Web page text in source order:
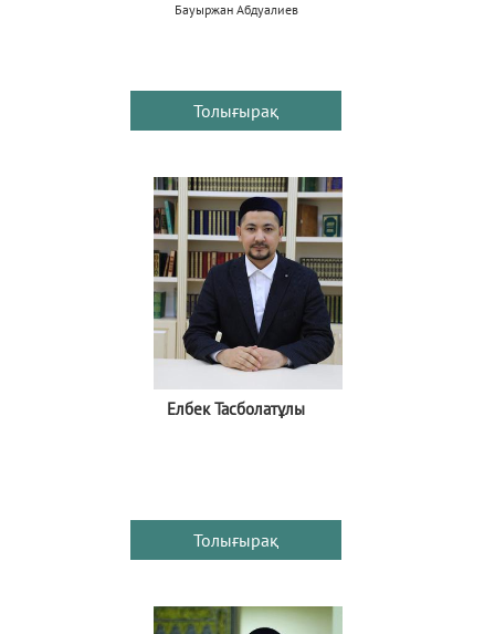
Бауыржан Абдуалиев
Толығырақ
Елбек Тасболатұлы
Толығырақ